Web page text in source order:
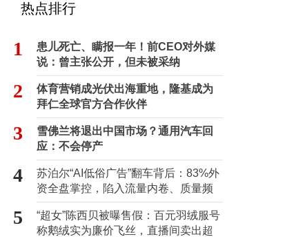
热点排行
1
患儿死亡、瞒报一年！前CEO对外媒
说：曾主张公开，但未被采纳
2
体育营销成光伏出海重地，隆基成为
拜仁全球官方合作伙伴
3
雪佛兰将退出中国市场？通用汽车回
应：不会停产
4
苏泊尔“AI低俗广告”翻车背后：83%外
资全盘掌控，陷入流量内卷、质量频
发的负循环
5
“超女”陈西贝被曝售假：百元羽绒服号
称鹅绒实为廉价飞丝，直播间卖出超